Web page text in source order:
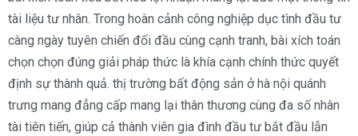
tài liệu tư nhân. Trong hoàn cảnh công nghiệp dục tình đầu tư
càng ngày tuyên chiến đối đầu cùng cạnh tranh, bài xích toán
chọn chọn đúng giải pháp thức là khía cạnh chính thức quyết
định sự thành quả. thị trường bất động sản ở hà nội quánh
trưng mang đẳng cấp mang lại thân thương cùng đa số nhân
tài tiên tiến, giúp cả thành viên gia đình đầu tư bắt đầu lẫn